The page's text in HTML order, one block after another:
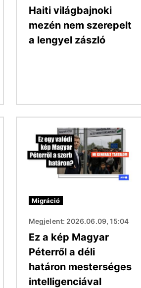
Haiti világbajnoki
mezén nem szerepelt
a lengyel zászló
Migráció
Megjelent: 2026.06.09, 15:04
Ez a kép Magyar
Péterről a déli
határon mesterséges
intelligenciával